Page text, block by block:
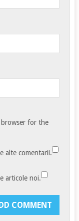
browser for the
alte comentarii.
articole noi.